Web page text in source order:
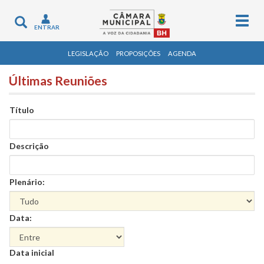
Toggle
navigation
ENTRAR
LEGISLAÇÃO PROPOSIÇÕES AGENDA
Últimas Reuniões
Título
Descrição
Plenário:
Data:
Data
Data inicial